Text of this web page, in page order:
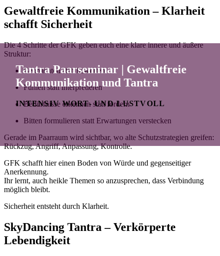
Tantra Paarseminar | Gewaltfreie
Kommunikation und Tantra
INTENSIV WORT- UND LUSTVOLL
Gewaltfreie Kommunikation – Klarheit
schafft Sicherheit
Die 4 Schritte der GFK geben euch eine klare innere und äußere
Struktur:
Beobachten statt bewerten
Fühlen statt interpretieren
Bedürfnisse erkennen statt fordern
Bitten formulieren statt Erwartungen verstecken
Gerade im Paarraum wird sichtbar, wo alte Schutzstrategien greifen:
Rückzug, Angriff, Anpassung, Kontrolle.
GFK schafft hier einen Boden von Würde und gegenseitiger
Anerkennung.
Ihr lernt, auch heikle Themen so anzusprechen, dass Verbindung
möglich bleibt.
Sicherheit entsteht durch Klarheit.
SkyDancing Tantra – Verkörperte
Lebendigkeit